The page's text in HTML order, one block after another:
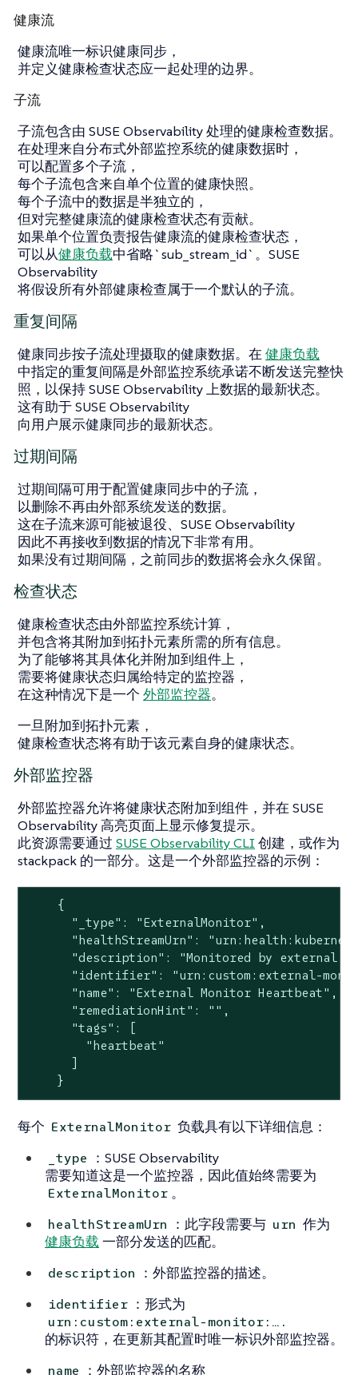
健康流
健康流唯一标识健康同步，
并定义健康检查状态应一起处理的边界。
子流
子流包含由 SUSE Observability 处理的健康检查数据。
在处理来自分布式外部监控系统的健康数据时，
可以配置多个子流，
每个子流包含来自单个位置的健康快照。
每个子流中的数据是半独立的，
但对完整健康流的健康检查状态有贡献。
如果单个位置负责报告健康流的健康检查状态，
可以从健康负载中省略`sub_stream_id`。SUSE
Observability
将假设所有外部健康检查属于一个默认的子流。
重复间隔
健康同步按子流处理摄取的健康数据。在 健康负载
中指定的重复间隔是外部监控系统承诺不断发送完整快
照，以保持 SUSE Observability 上数据的最新状态。
这有助于 SUSE Observability
向用户展示健康同步的最新状态。
过期间隔
过期间隔可用于配置健康同步中的子流，
以删除不再由外部系统发送的数据。
这在子流来源可能被退役、SUSE Observability
因此不再接收到数据的情况下非常有用。
如果没有过期间隔，之前同步的数据将会永久保留。
检查状态
健康检查状态由外部监控系统计算，
并包含将其附加到拓扑元素所需的所有信息。
为了能够将其具体化并附加到组件上，
需要将健康状态归属给特定的监控器，
在这种情况下是一个 外部监控器。
一旦附加到拓扑元素，
健康检查状态将有助于该元素自身的健康状态。
外部监控器
外部监控器允许将健康状态附加到组件，并在 SUSE
Observability 高亮页面上显示修复提示。
此资源需要通过 SUSE Observability CLI创建，或作为
stackpack 的一部分。这是一个外部监控器的示例：
    {
      "_type": "ExternalMonitor",
"healthStreamUrn":
"description": "Monitored by external
"identifier": "urn:custom:external-
      "name": "External Monitor Heartbeat",
      "remediationHint": "",
      "tags": [
        "heartbeat"
    }
每个 ExternalMonitor 负载具有以下详细信息：
_type
：SUSE Observability
需要知道这是一个监控器，因此值始终需要为
ExternalMonitor 。
healthStreamUrn ：此字段需要与 urn 作为
健康负载 一部分发送的匹配。
description ：外部监控器的描述。
identifier ：形式为
urn:custom:external-monitor:…​.
的标识符，在更新其配置时唯一标识外部监控器。
name ：外部监控器的名称